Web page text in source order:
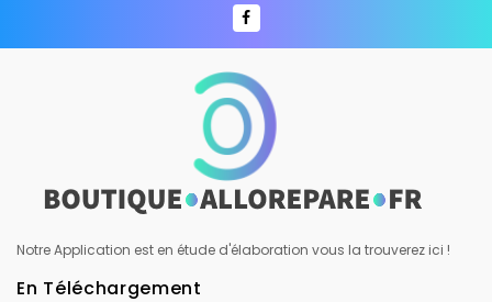
Notre Application est en étude d'élaboration vous la trouverez ici !
En Téléchargement